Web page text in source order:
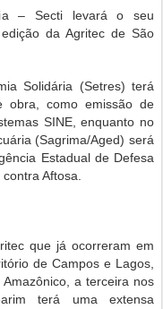
– Secti levará o seu
da Agritec de São
Solidária (Setres) terá
obra, como emissão de
SINE, enquanto no
(Sagrima/Aged) será
Estadual de Defesa
Aftosa.
que já ocorreram em
de Campos e Lagos,
a terceira nos
terá uma extensa